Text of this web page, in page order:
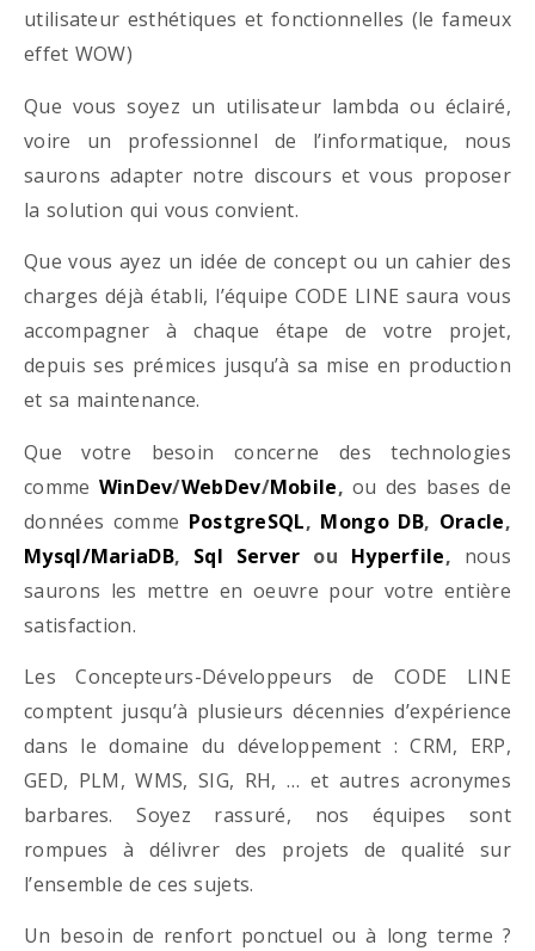
utilisateur esthétiques et fonctionnelles (le fameux
effet WOW)
Que vous soyez un utilisateur lambda ou éclairé,
voire un professionnel de l’informatique, nous
saurons adapter notre discours et vous proposer
la solution qui vous convient.
Que vous ayez un idée de concept ou un cahier des
charges déjà établi, l’équipe CODE LINE saura vous
accompagner à chaque étape de votre projet,
depuis ses prémices jusqu’à sa mise en production
et sa maintenance.
Que votre besoin concerne des technologies
comme WinDev/WebDev/Mobile, ou des bases de
données comme PostgreSQL, Mongo DB, Oracle,
Mysql/MariaDB, Sql Server ou Hyperfile, nous
saurons les mettre en oeuvre pour votre entière
satisfaction.
Les Concepteurs-Développeurs de CODE LINE
comptent jusqu’à plusieurs décennies d’expérience
dans le domaine du développement : CRM, ERP,
GED, PLM, WMS, SIG, RH, … et autres acronymes
barbares. Soyez rassuré, nos équipes sont
rompues à délivrer des projets de qualité sur
l’ensemble de ces sujets.
Un besoin de renfort ponctuel ou à long terme ?